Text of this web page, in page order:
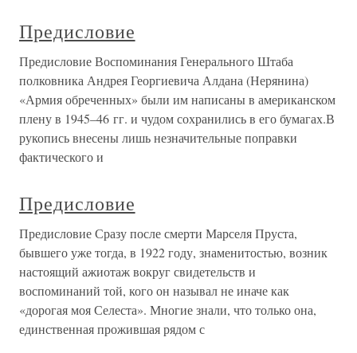
Предисловие
Предисловие Воспоминания Генерального Штаба
полковника Андрея Георгиевича Алдана (Нерянина)
«Армия обреченных» были им написаны в американском
плену в 1945–46 гг. и чудом сохранились в его бумагах.В
рукопись внесены лишь незначительные поправки
фактического и
Предисловие
Предисловие Сразу после смерти Марселя Пруста,
бывшего уже тогда, в 1922 году, знаменитостью, возник
настоящий ажиотаж вокруг свидетельств и
воспоминаний той, кого он называл не иначе как
«дорогая моя Селеста». Многие знали, что только она,
единственная прожившая рядом с